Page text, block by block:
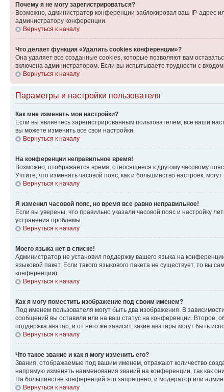
Почему я не могу зарегистрироваться?
Возможно, администратор конференции заблокировал ваш IP-адрес
администратору конференции.
Вернуться к началу
Что делает функция «Удалить cookies конференции»?
Она удаляет все созданные cookies, которые позволяют вам
включена администратором. Если вы испытываете трудности с
Вернуться к началу
Параметры и настройки пользователя
Как мне изменить мои настройки?
Если вы являетесь зарегистрированным пользователем, все ваши
вы можете изменить все свои настройки.
Вернуться к началу
На конференции неправильное время!
Возможно, отображается время, относящееся к другому часовому
Учтите, что изменять часовой пояс, как и большинство настроек,
Вернуться к началу
Я изменил часовой пояс, но время все равно неправильное!
Если вы уверены, что правильно указали часовой пояс и настройку
устранения проблемы.
Вернуться к началу
Моего языка нет в списке!
Администратор не установил поддержку вашего языка на
языковой пакет. Если такого языкового пакета не существует, то
конференции)
Вернуться к началу
Как я могу поместить изображение под своим именем?
Под именем пользователя могут быть два изображения. В
сообщений вы оставили или на ваш статус на конференции. Второе,
поддержка аватар, и от него же зависит, какие аватары могут быть
Вернуться к началу
Что такое звание и как я могу изменить его?
Звания, отображаемые под вашим именем, отражают количество
напрямую изменять наименования званий на конференции, так как
На большинстве конференций это запрещено, и модератор или
Вернуться к началу